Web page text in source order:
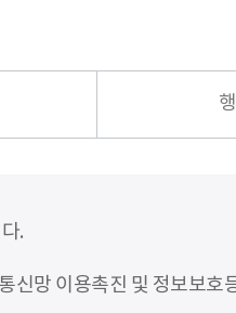
.
망 이용촉진 및 정보보